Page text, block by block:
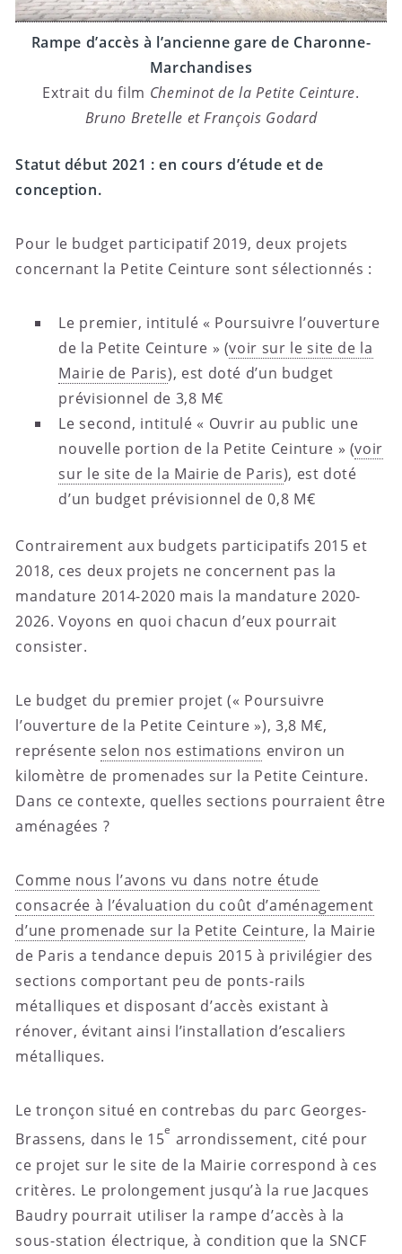
Rampe d’accès à l’ancienne gare de Charonne-
Marchandises
Extrait du film Cheminot de la Petite Ceinture.
Bruno Bretelle et François Godard
Statut début 2021 : en cours d’étude et de
conception.
Pour le budget participatif 2019, deux projets
concernant la Petite Ceinture sont sélectionnés :
Le premier, intitulé « Poursuivre l’ouverture
de la Petite Ceinture » (voir sur le site de la
Mairie de Paris), est doté d’un budget
prévisionnel de 3,8 M€
Le second, intitulé « Ouvrir au public une
nouvelle portion de la Petite Ceinture » (voir
sur le site de la Mairie de Paris), est doté
d’un budget prévisionnel de 0,8 M€
Contrairement aux budgets participatifs 2015 et
2018, ces deux projets ne concernent pas la
mandature 2014-2020 mais la mandature 2020-
2026. Voyons en quoi chacun d’eux pourrait
consister.
Le budget du premier projet (« Poursuivre
l’ouverture de la Petite Ceinture »), 3,8 M€,
représenteselon nos estimations environ un
kilomètre de promenades sur la Petite Ceinture.
Dans ce contexte, quelles sections pourraient être
aménagées ?
Comme nous l’avons vu dans notre étude
consacrée à l’évaluation du coût d’aménagement
d’une promenade sur la Petite Ceinture, la Mairie
de Paris a tendance depuis 2015 à privilégier des
sections comportant peu de ponts-rails
métalliques et disposant d’accès existant à
rénover, évitant ainsi l’installation d’escaliers
métalliques.
Le tronçon situé en contrebas du parc Georges-
Brassens, dans le 15
e
arrondissement, cité pour
ce projet sur le site de la Mairie correspond à ces
critères. Le prolongement jusqu’à la rue Jacques
Baudry pourrait utiliser la rampe d’accès à la
sous-station électrique, à condition que la SNCF